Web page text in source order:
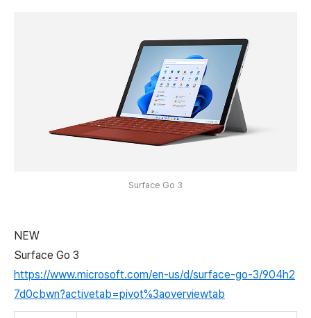
Surface Go 3
NEW
Surface Go 3
https://www.microsoft.com/en-us/d/surface-go-3/904h2
7d0cbwn?activetab=pivot%3aoverviewtab